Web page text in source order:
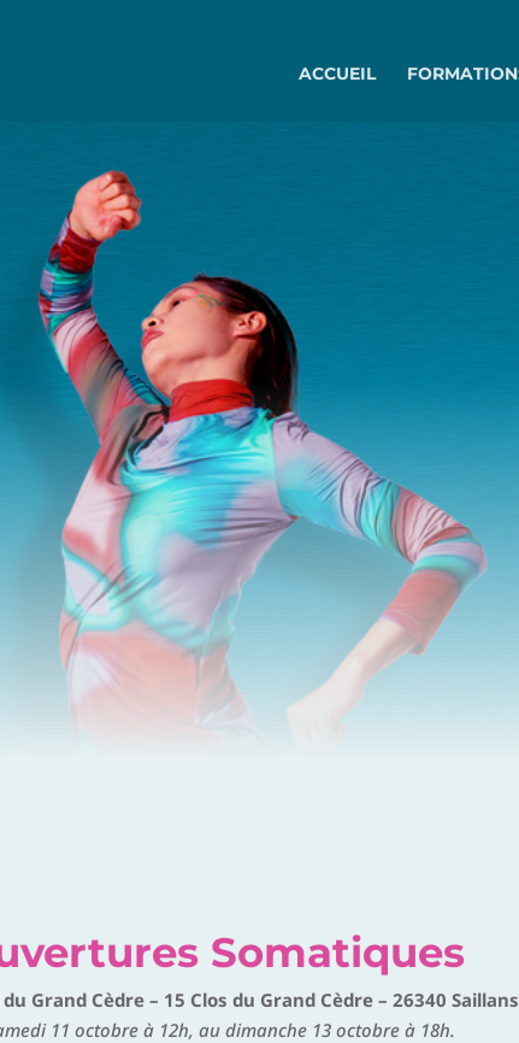
ACCUEIL
Somatiques
du Grand Cèdre – 15 Clos du Grand Cèdre – 26340 Saillans
11 octobre à 12h, au dimanche 13 octobre à 18h.